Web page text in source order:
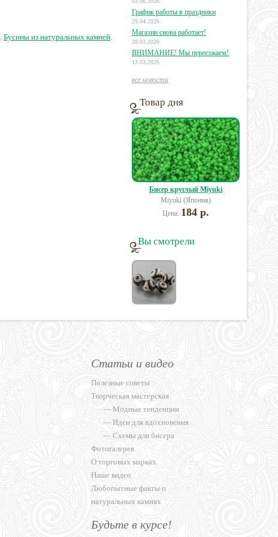
33 руб.
, Бусины из натуральных камней,
График работы в праздники
29.04.2026
Магазин снова работает!
28.03.2026
ВНИМАНИЕ! Мы переезжаем!
13.03.2026
все новости
Товар дня
Бисер круглый Miyuki
Miyuki (Япония)
Цена: 184 р.
Вы смотрели
Статьи и видео
Полезные советы
Творческая мастерская
—Модные тенденции
—Идеи для вдохновения
—Схемы для бисера
Фотогалерея
О торговых марках
Наше видео
Любопытные факты о
натуральных камнях
Будьте в курсе!